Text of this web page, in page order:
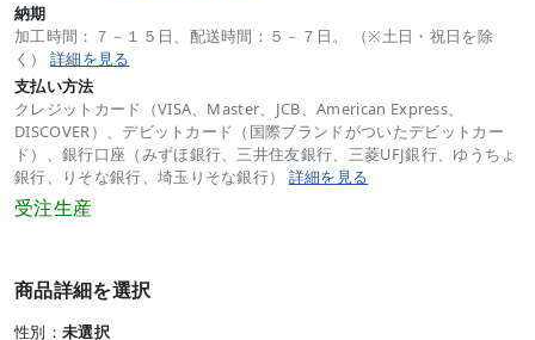
納期
加工時間：７－１５日、配送時間：５－７日。 （※土日・祝日を除
く） 詳細を見る
支払い方法
クレジットカード（VISA、Master、JCB、American Express、
DISCOVER）、デビットカード（国際ブランドがついたデビットカー
ド）、銀行口座（みずほ銀行、三井住友銀行、三菱UFJ銀行、ゆうちょ
銀行、りそな銀行、埼玉りそな銀行） 詳細を見る
受注生産
商品詳細を選択
性別： 未選択